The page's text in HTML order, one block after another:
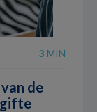
3 MIN
de